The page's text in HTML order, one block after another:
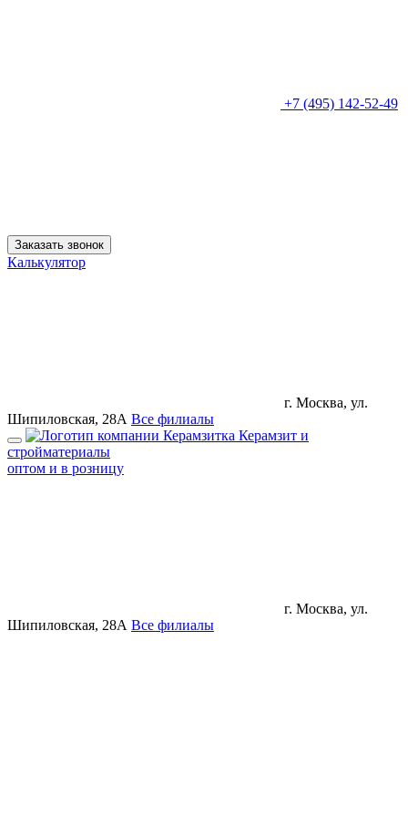
+7 (495) 142-52-49
Заказать звонок
Калькулятор
г. Москва, ул.
Шипиловская, 28А Все филиалы
Керамзит и
стройматериалы
оптом и в розницу
г. Москва, ул.
Шипиловская, 28А Все филиалы